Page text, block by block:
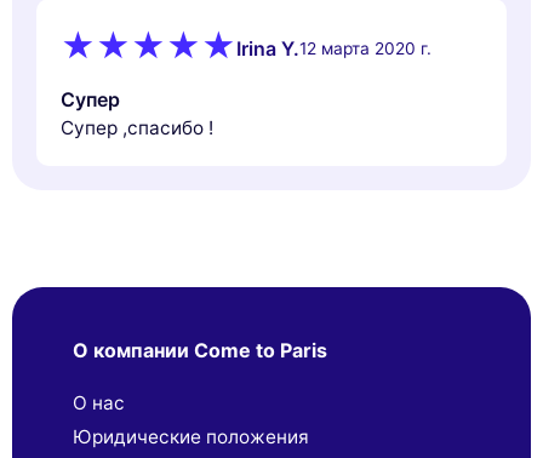
Irina Y.12 марта 2020 г.
Супер
Супер ,спасибо !
О компании Come to Paris
О нас
Юридические положения